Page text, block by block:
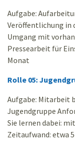
Aufgabe:
Veröffentlichung in
Umgang mit
Pressearbeit für
Monat
Rolle 05:
Aufgabe: Mitarbeit
Jugendgruppe
Sie lernen dabei:
Zeitaufwand: etwa